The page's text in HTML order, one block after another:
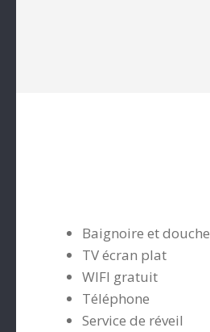
Baignoire et douche
TV écran plat
WIFI gratuit
Téléphone
Service de réveil